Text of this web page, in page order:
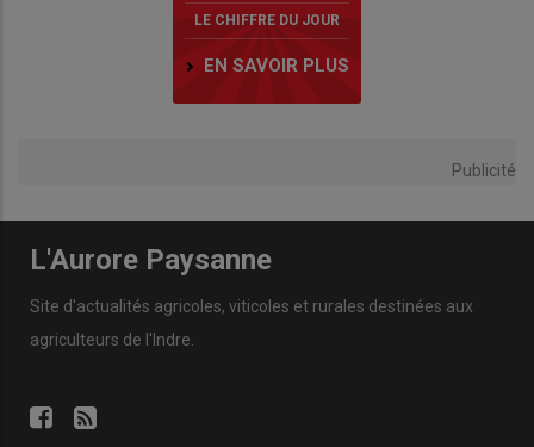
LE CHIFFRE DU JOUR
EN SAVOIR PLUS
Publicité
L'Aurore Paysanne
Site d'actualités agricoles, viticoles et rurales destinées aux
agriculteurs de l'Indre.